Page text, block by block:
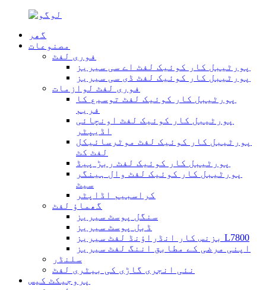
گھر
مصنوعات
فوری لفٹ
پورٹیبل کار کوئیک لفٹ اے سی سیریز
پورٹیبل کار کوئیک لفٹ ڈی سی سیریز
فوری لفٹ لوازمات
پورٹیبل کار کوئیک لفٹ توسیع کا
فریم
پورٹیبل کار کوئیک لفٹ اونچائی
اڈیپٹر
پورٹیبل کار کوئیک لفٹ موٹرسائیکل
لفٹ کٹ
پورٹیبل کار کوئیک لفٹ ربڑ پیڈ
پورٹیبل کار کوئیک لفٹ وال ہینگر
سیٹ
کراسبیم اڈاپٹر
گھماؤ لفٹ
سنگل پوسٹ سیریز
ڈبل پوسٹ سیریز
بزنس کار انڈراؤنڈ لفٹ سیریز L7800
اپنی مرضی کے مطابق اننگ لفٹ سیریز
سلنڈر
نئی انجری گاڑی کی بیٹری لفٹ
پروجیکٹ کیس